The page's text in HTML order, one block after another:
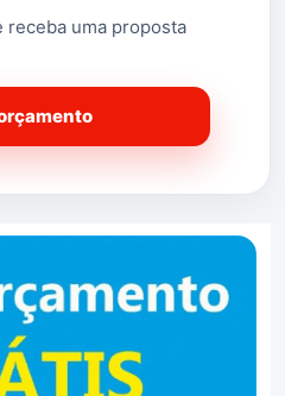
receba uma proposta